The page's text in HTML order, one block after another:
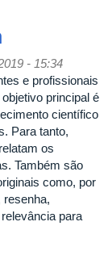
- 15:34
e profissionais
principal é
científico
Para tanto,
os
Também são
como, por
resenha,
para